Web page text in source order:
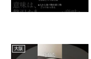
大阪